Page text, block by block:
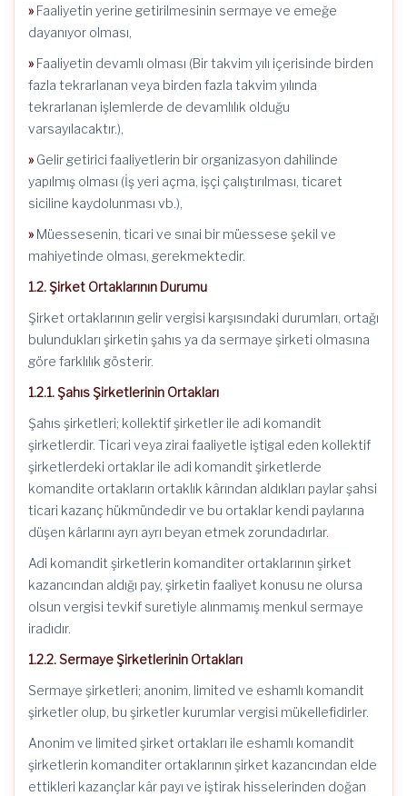
» Faaliyetin yerine getirilmesinin sermaye ve emeğe
dayanıyor olması,
» Faaliyetin devamlı olması (Bir takvim yılı içerisinde birden
fazla tekrarlanan veya birden fazla takvim yılında
tekrarlanan işlemlerde de devamlılık olduğu
varsayılacaktır.),
» Gelir getirici faaliyetlerin bir organizasyon dahilinde
yapılmış olması (İş yeri açma, işçi çalıştırılması, ticaret
siciline kaydolunması vb.),
» Müessesenin, ticari ve sınai bir müessese şekil ve
mahiyetinde olması, gerekmektedir.
1.2. Şirket Ortaklarının Durumu
Şirket ortaklarının gelir vergisi karşısındaki durumları, ortağı
bulundukları şirketin şahıs ya da sermaye şirketi olmasına
göre farklılık gösterir.
1.2.1. Şahıs Şirketlerinin Ortakları
Şahıs şirketleri; kollektif şirketler ile adi komandit
şirketlerdir. Ticari veya zirai faaliyetle iştigal eden kollektif
şirketlerdeki ortaklar ile adi komandit şirketlerde
komandite ortakların ortaklık kârından aldıkları paylar şahsi
ticari kazanç hükmündedir ve bu ortaklar kendi paylarına
düşen kârlarını ayrı ayrı beyan etmek zorundadırlar.
Adi komandit şirketlerin komanditer ortaklarının şirket
kazancından aldığı pay, şirketin faaliyet konusu ne olursa
olsun vergisi tevkif suretiyle alınmamış menkul sermaye
iradıdır.
1.2.2. Sermaye Şirketlerinin Ortakları
Sermaye şirketleri; anonim, limited ve eshamlı komandit
şirketler olup, bu şirketler kurumlar vergisi mükellefidirler.
Anonim ve limited şirket ortakları ile eshamlı komandit
şirketlerin komanditer ortaklarının şirket kazancından elde
ettikleri kazançlar kâr payı ve iştirak hisselerinden doğan